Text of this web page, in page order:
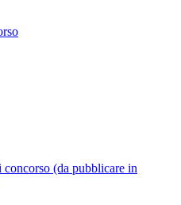
concorso (da pubblicare in